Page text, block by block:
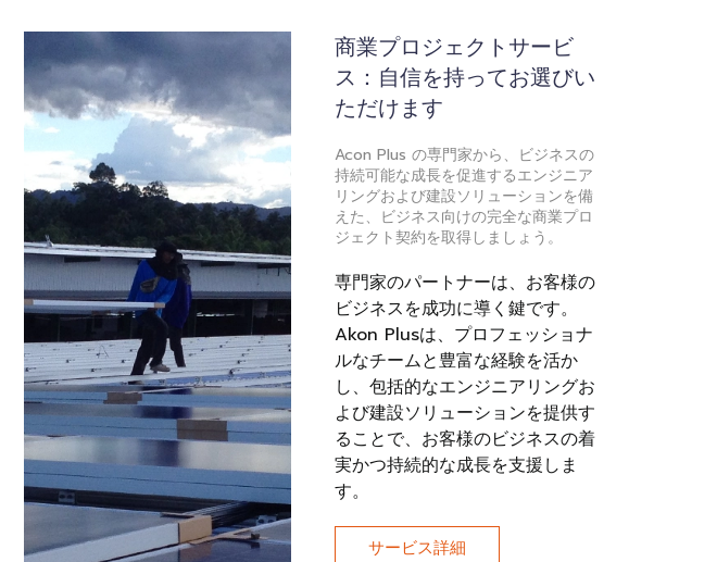
商業プロジェクトサービ
ス：自信を持ってお選びい
ただけます
Acon Plus の専門家から、ビジネスの
持続可能な成長を促進するエンジニア
リングおよび建設ソリューションを備
えた、ビジネス向けの完全な商業プロ
ジェクト契約を取得しましょう。
専門家のパートナーは、お客様の
ビジネスを成功に導く鍵です。
Akon Plusは、プロフェッショナ
ルなチームと豊富な経験を活か
し、包括的なエンジニアリングお
よび建設ソリューションを提供す
ることで、お客様のビジネスの着
実かつ持続的な成長を支援しま
す。
サービス詳細